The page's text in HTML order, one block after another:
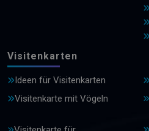
Visitenkarten
Ideen für Visitenkarten
Visitenkarte mit Vögeln